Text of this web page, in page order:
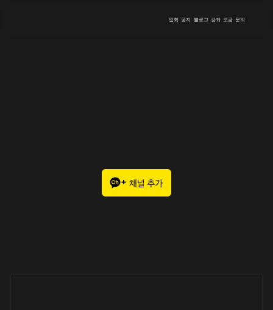
입회 공지 블로그 강좌 모금 문의